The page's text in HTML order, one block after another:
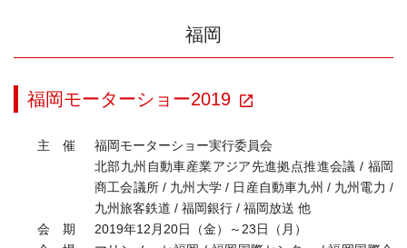
福岡
福岡モーターショー2019
主 催
福岡モーターショー実行委員会
北部九州自動車産業アジア先進拠点推進会議 / 福岡
商工会議所 / 九州大学 / 日産自動車九州 / 九州電力 /
九州旅客鉄道 / 福岡銀行 / 福岡放送 他
会 期
2019年12月20日（金）～23日（月）